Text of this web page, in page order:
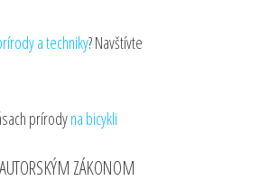
a techniky? Navštívte
prírodyna bicykli
ZÁKONOM